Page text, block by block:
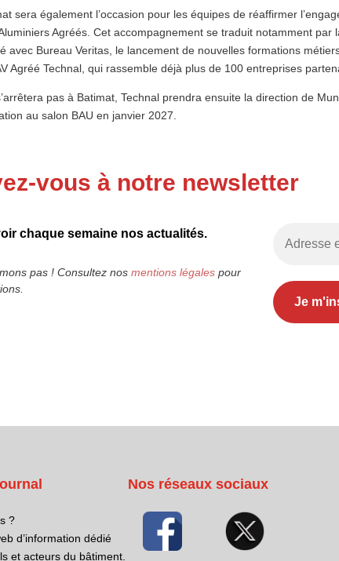
sera également l’occasion pour les équipes de réaffirmer
Agréés. Cet accompagnement se traduit notamment par
avec Bureau Veritas, le lancement de nouvelles formations
Agréé Technal, qui rassemble déjà plus de 100 entreprises
pas à Batimat, Technal prendra ensuite la direction de
au salon BAU en janvier 2027.
vous à notre newsletter
chaque semaine nos actualités.
pas ! Consultez nos mentions légalespour
?
d’information dédié
et acteurs du bâtiment.
Nos réseaux sociaux